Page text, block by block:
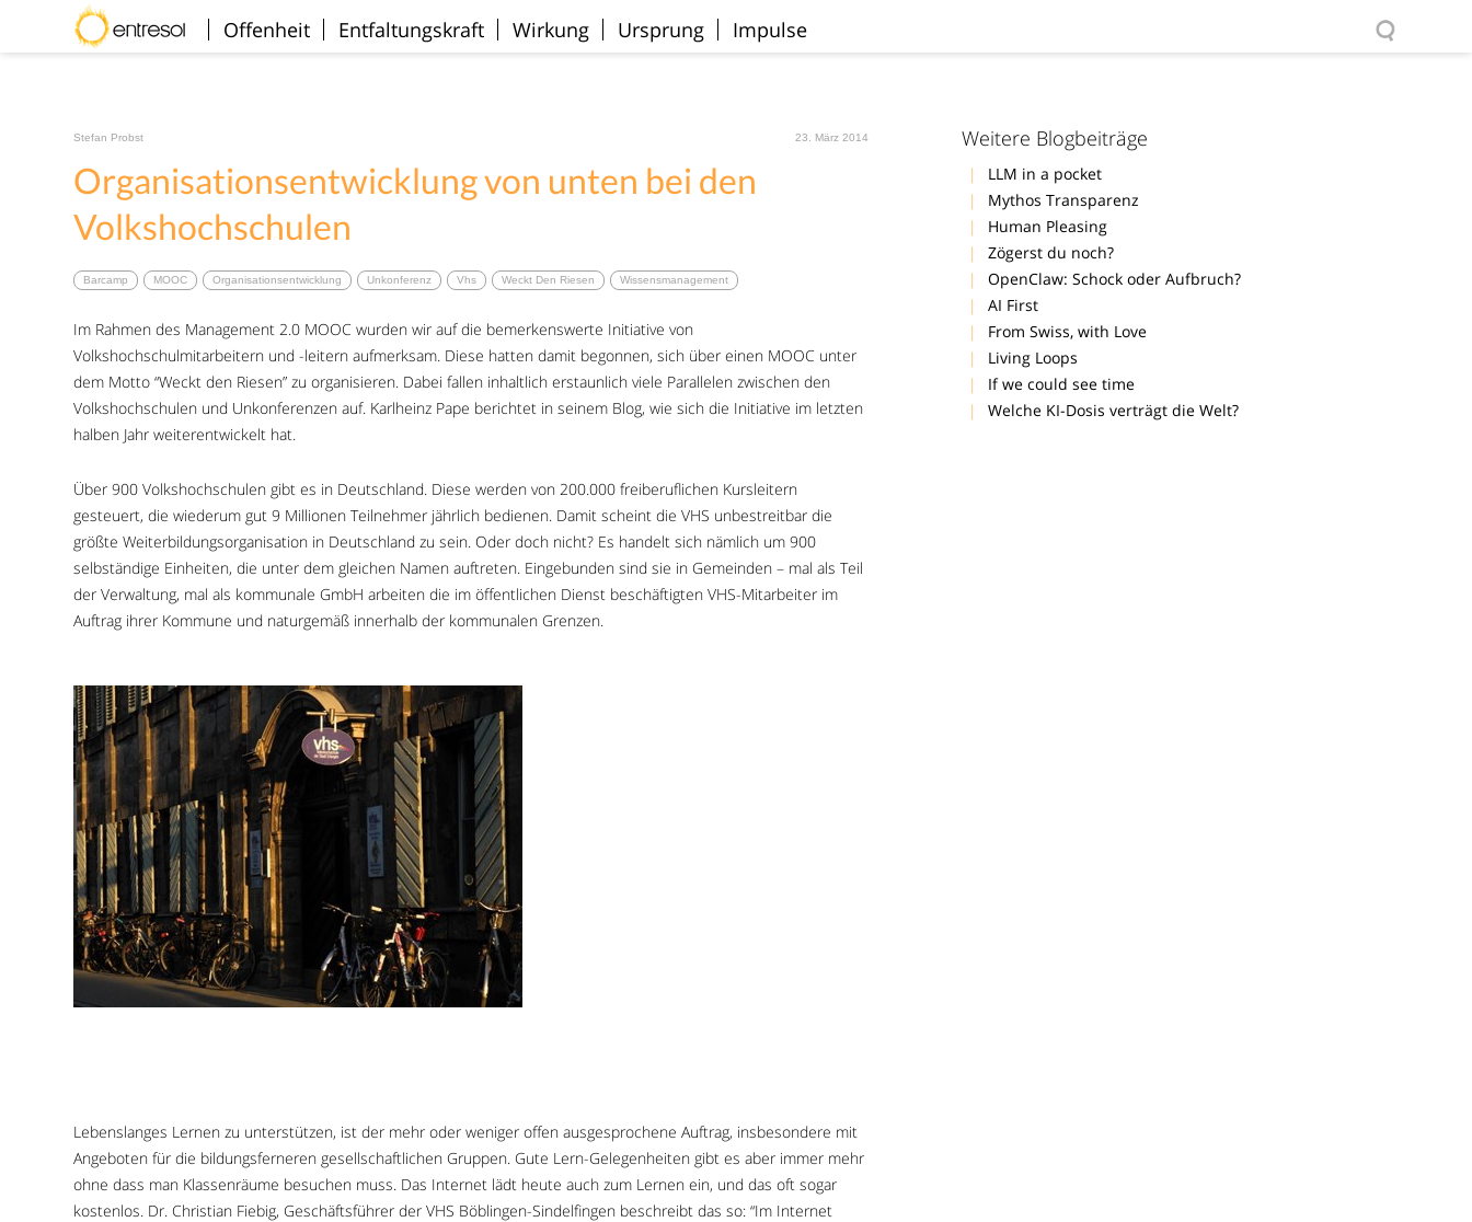
Willkommen
Offenheit Entfaltungskraft Wirkung Ursprung Impulse
Stefan Probst 23. März 2014
Organisationsentwicklung von unten bei den
Volkshochschulen
Barcamp MOOC Organisationsentwicklung Unkonferenz Vhs Weckt Den Riesen Wissensmanagement
Im Rahmen des Management 2.0 MOOC wurden wir auf die bemerkenswerte Initiative von
Volkshochschulmitarbeitern und -leitern aufmerksam. Diese hatten damit begonnen, sich über einen MOOC unter
dem Motto “Weckt den Riesen” zu organisieren. Dabei fallen inhaltlich erstaunlich viele Parallelen zwischen den
Volkshochschulen und Unkonferenzen auf. Karlheinz Pape berichtet in seinem Blog, wie sich die Initiative im letzten
halben Jahr weiterentwickelt hat.
Über 900 Volkshochschulen gibt es in Deutschland. Diese werden von 200.000 freiberuflichen Kursleitern
gesteuert, die wiederum gut 9 Millionen Teilnehmer jährlich bedienen. Damit scheint die VHS unbestreitbar die
größte Weiterbildungsorganisation in Deutschland zu sein. Oder doch nicht? Es handelt sich nämlich um 900
selbständige Einheiten, die unter dem gleichen Namen auftreten. Eingebunden sind sie in Gemeinden – mal als Teil
der Verwaltung, mal als kommunale GmbH arbeiten die im öffentlichen Dienst beschäftigten VHS-Mitarbeiter im
Auftrag ihrer Kommune und naturgemäß innerhalb der kommunalen Grenzen.
Lebenslanges Lernen zu unterstützen, ist der mehr oder weniger offen ausgesprochene Auftrag, insbesondere mit
Angeboten für die bildungsferneren gesellschaftlichen Gruppen. Gute Lern-Gelegenheiten gibt es aber immer mehr
ohne dass man Klassenräume besuchen muss. Das Internet lädt heute auch zum Lernen ein, und das oft sogar
kostenlos. Dr. Christian Fiebig, Geschäftsführer der VHS Böblingen-Sindelfingen beschreibt das so: “Im Internet
Weitere Blogbeiträge
LLM in a pocket
Mythos Transparenz
Human Pleasing
Zögerst du noch?
OpenClaw: Schock oder Aufbruch?
AI First
From Swiss, with Love
Living Loops
If we could see time
Welche KI-Dosis verträgt die Welt?